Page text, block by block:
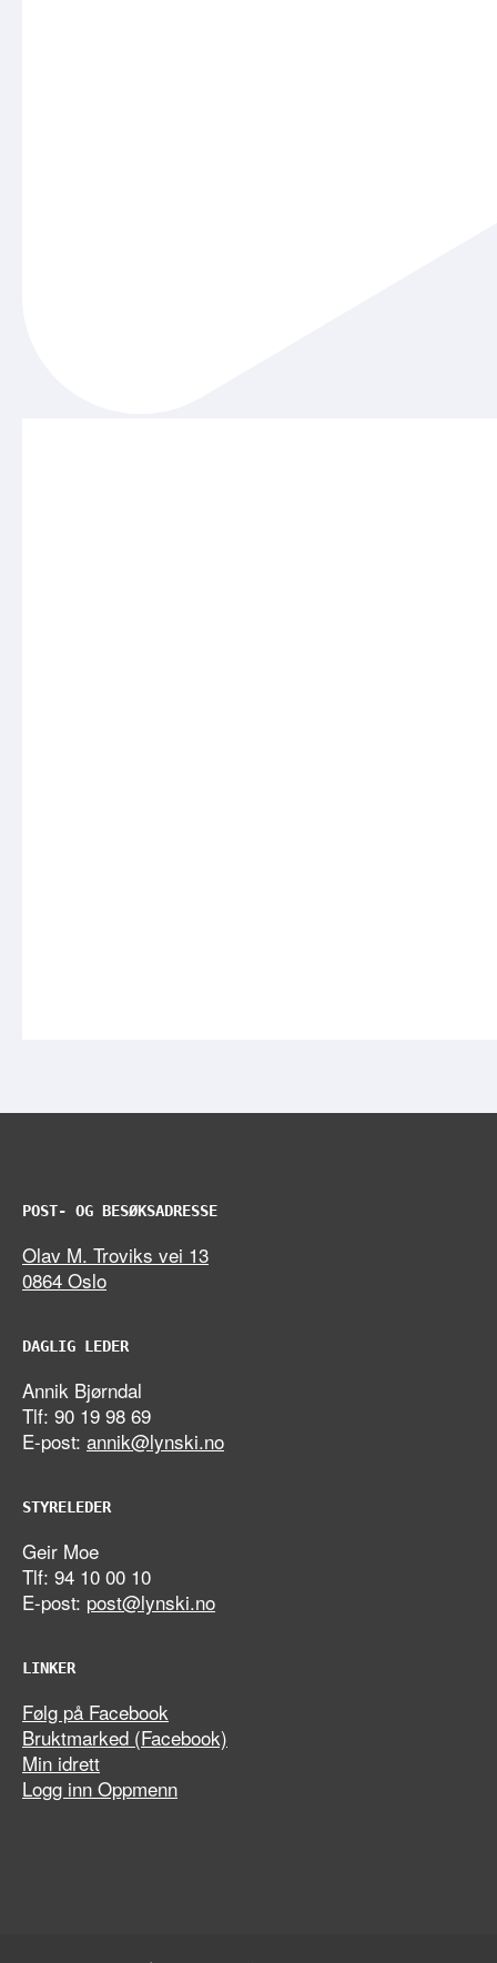
POST- OG BESØKSADRESSE
Olav M. Troviks vei 13
0864 Oslo
DAGLIG LEDER
Annik Bjørndal
Tlf: 90 19 98 69
E-post: annik@lynski.no
STYRELEDER
Geir Moe
Tlf: 94 10 00 10
E-post: post@lynski.no
LINKER
Følg på Facebook
Bruktmarked (Facebook)
Min idrett
Logg inn Oppmenn